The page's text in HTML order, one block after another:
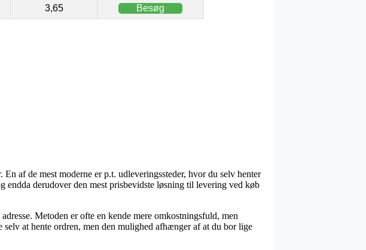
3,65 Besøg
af de mest moderne er p.t. udleveringssteder, hvor du selv henter
derudover den mest prisbevidste løsning til levering ved køb
Metoden er ofte en kende mere omkostningsfuld, men
at hente ordren, men den mulighed afhænger af at du bor lige